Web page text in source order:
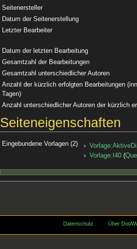
Seitenersteller
Datum der Seitenerstellung
Letzter Bearbeiter
Datum der letzten Bearbeitung
Gesamtzahl der Bearbeitungen
Gesamtzahl unterschiedlicher Autoren
Anzahl der kürzlich erfolgten Bearbeitungen
Tagen)
Anzahl unterschiedlicher Autoren der kürzlich
Seiteneigenschaften
Eingebundene Vorlagen (2)
Vorlage:I40 (
Datenschutz Über